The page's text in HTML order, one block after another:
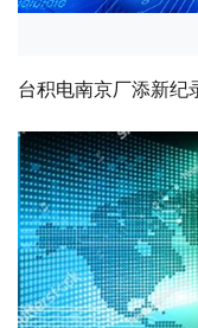
台积电南京厂添新纪